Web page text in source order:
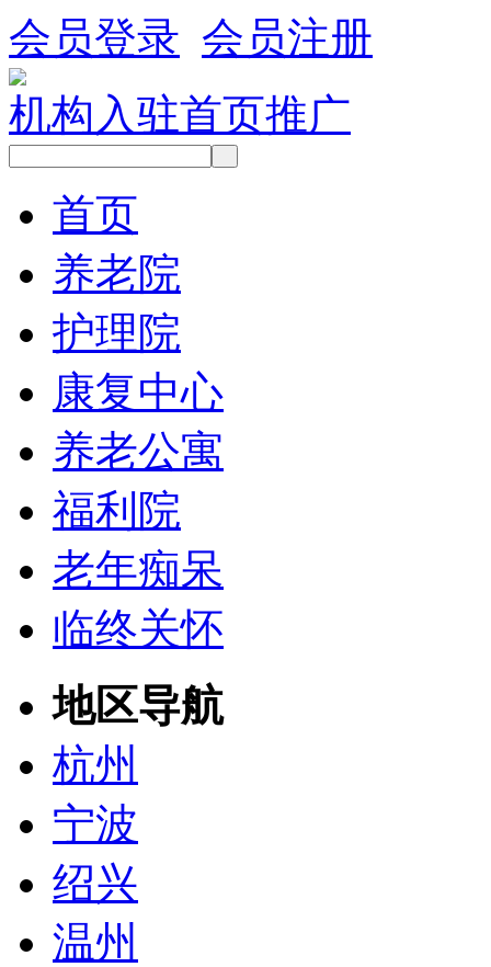
会员登录 会员注册
机构入驻首页推广
首页
养老院
护理院
康复中心
养老公寓
福利院
老年痴呆
临终关怀
地区导航
杭州
宁波
绍兴
温州